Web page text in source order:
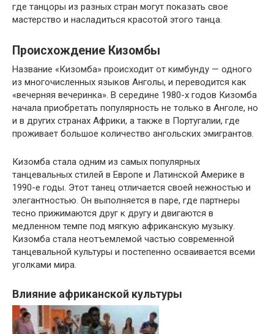
где танцоры из разных стран могут показать свое
мастерство и насладиться красотой этого танца.
Происхождение Кизомбы
Название «Кизомба» происходит от кимбунду — одного
из многочисленных языков Анголы, и переводится как
«вечерняя вечеринка». В середине 1980-х годов Кизомба
начала приобретать популярность не только в Анголе, но
и в других странах Африки, а также в Португалии, где
проживает большое количество ангольских эмигрантов.
Кизомба стала одним из самых популярных
танцевальных стилей в Европе и Латинской Америке в
1990-е годы. Этот танец отличается своей нежностью и
элегантностью. Он выполняется в паре, где партнеры
тесно прижимаются друг к другу и двигаются в
медленном темпе под мягкую африканскую музыку.
Кизомба стала неотъемлемой частью современной
танцевальной культуры и постепенно осваивается всеми
уголками мира.
Влияние африканской культуры